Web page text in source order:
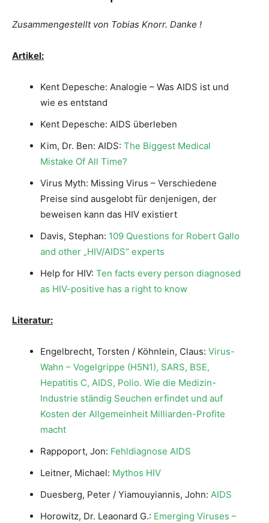
Zusammengestellt von Tobias Knorr. Danke !
Artikel:
Kent Depesche: Analogie – Was AIDS ist und
wie es entstand
Kent Depesche: AIDS überleben
Kim, Dr. Ben: AIDS: The Biggest Medical
Mistake Of All Time?
Virus Myth: Missing Virus – Verschiedene
Preise sind ausgelobt für denjenigen, der
beweisen kann das HIV existiert
Davis, Stephan: 109 Questions for Robert Gallo
and other „HIV/AIDS“ experts
Help for HIV: Ten facts every person diagnosed
as HIV-positive has a right to know
Literatur:
Engelbrecht, Torsten / Köhnlein, Claus: Virus-
Wahn – Vogelgrippe (H5N1), SARS, BSE,
Hepatitis C, AIDS, Polio. Wie die Medizin-
Industrie ständig Seuchen erfindet und auf
Kosten der Allgemeinheit Milliarden-Profite
macht
Rappoport, Jon: Fehldiagnose AIDS
Leitner, Michael: Mythos HIV
Duesberg, Peter / Yiamouyiannis, John: AIDS
Horowitz, Dr. Leaonard G.: Emerging Viruses –